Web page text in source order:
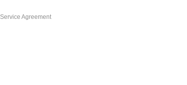
02:00
Service Agreement